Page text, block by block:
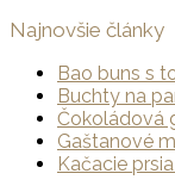
Najnovšie články
Bao buns s
Buchty na
Čokoládová
Gaštanové
Kačacie